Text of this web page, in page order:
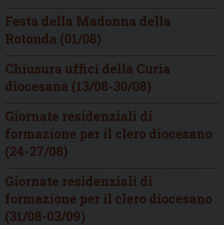
Festa della Madonna della
Rotonda (01/08)
Chiusura uffici della Curia
diocesana (13/08-30/08)
Giornate residenziali di
formazione per il clero diocesano
(24-27/08)
Giornate residenziali di
formazione per il clero diocesano
(31/08-03/09)